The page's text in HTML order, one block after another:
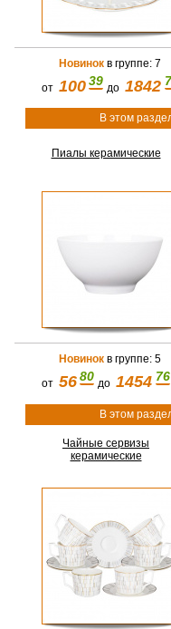
Новинокв группе: 7
от 100 39до1842
В этом
Пиалы керамические
Новинокв группе: 5
от 56 80до1454 76
В этом
Чайные сервизы
керамические